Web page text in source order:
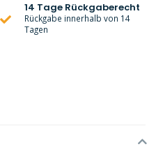
14 Tage Rückgaberecht
Rückgabe innerhalb von 14
Tagen